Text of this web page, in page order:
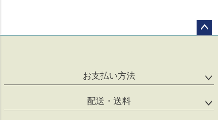
お支払い方法
配送・送料